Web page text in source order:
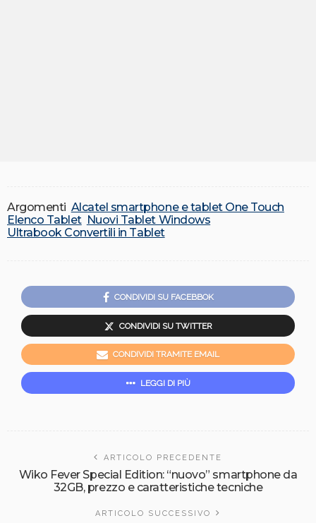
Argomenti Alcatel smartphone e tablet One Touch
Elenco Tablet Nuovi Tablet Windows
Ultrabook Convertili in Tablet
CONDIVIDI SU FACEBBOK
CONDIVIDI SU TWITTER
CONDIVIDI TRAMITE EMAIL
LEGGI DI PIÙ
ARTICOLO PRECEDENTE
Wiko Fever Special Edition: “nuovo” smartphone da
32GB, prezzo e caratteristiche tecniche
ARTICOLO SUCCESSIVO